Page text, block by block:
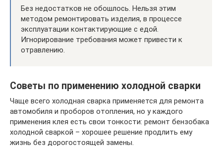
Без недостатков не обошлось. Нельзя этим
методом ремонтировать изделия, в процессе
эксплуатации контактирующие с едой.
Игнорирование требования может привести к
отравлению.
Советы по применению холодной сварки
Чаще всего холодная сварка применяется для ремонта
автомобиля и проборов отопления, но у каждого
применения клея есть свои тонкости: ремонт бензобака
холодной сваркой – хорошее решение продлить ему
жизнь без дорогостоящей замены.